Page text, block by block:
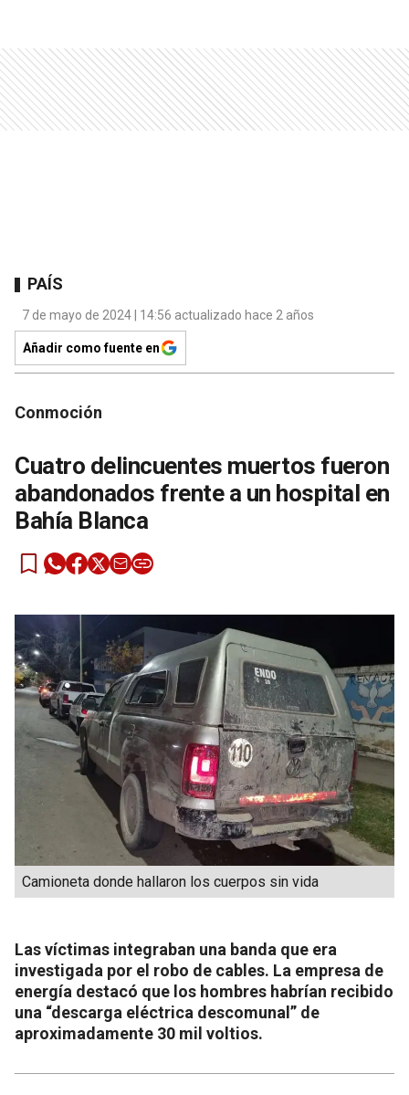
PAÍS
7 de mayo de 2024 | 14:56 actualizado hace 2 años
Añadir como fuente en
Conmoción
Cuatro delincuentes muertos fueron
abandonados frente a un hospital en
Bahía Blanca
Camioneta donde hallaron los cuerpos sin vida
Las víctimas integraban una banda que era
investigada por el robo de cables. La empresa de
energía destacó que los hombres habrían recibido
una “descarga eléctrica descomunal” de
aproximadamente 30 mil voltios.